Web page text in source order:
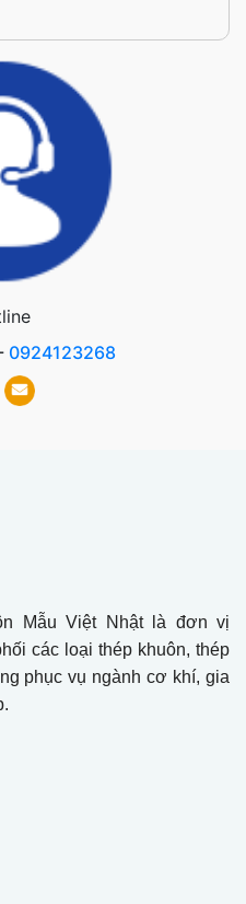
0924123268
Mẫu Việt Nhật là đơn vị
các loại thép khuôn, thép
phục vụ ngành cơ khí, gia